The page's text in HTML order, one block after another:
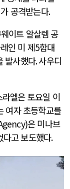
공격받는다.
이트 알살렘 공
인 미 제5함대
발사했다.사우디
라엘은 토요일 이
여자 초등학교를
은 미나브
다고 보도했다.